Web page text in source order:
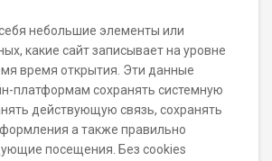
небольшие элементы или
какие сайт записывает на уровне
время открытия. Эти данные
платформам сохранять системную
действующую связь, сохранять
а также правильно
посещения. Без cookies